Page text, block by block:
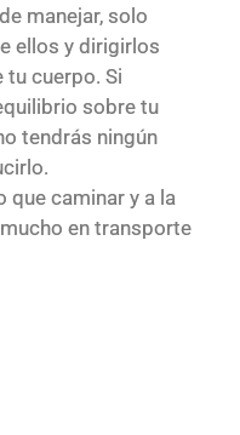
manejar, solo
ellos y dirigirlos
cuerpo. Si
sobre tu
tendrás ningún
que caminar y a la
en transporte